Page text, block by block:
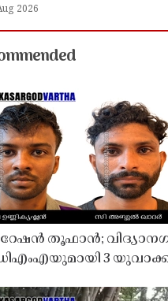
2026
തൂഫാൻ;
3